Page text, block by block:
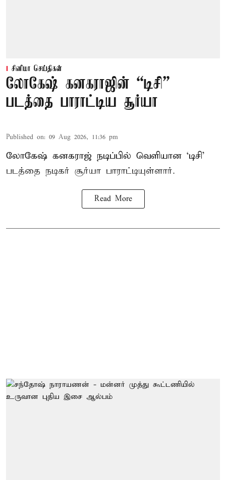
சினிமா செய்திகள்
லோகேஷ் கனகராஜின் “டிசி”
படத்தை பாராட்டிய சூர்யா
Published on: 09 Aug 2026, 11:36 pm
லோகேஷ் கனகராஜ் நடிப்பில் வெளியான ‘டிசி’
படத்தை நடிகர் சூர்யா பாராட்டியுள்ளார்.
Read More